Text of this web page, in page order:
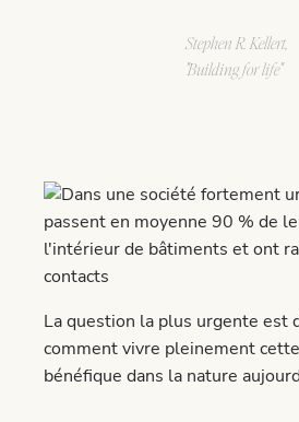
Stephen R. Kellert,
"Building for life"
La question la plus urgente est
comment vivre pleinement
bénéfique dans la nature